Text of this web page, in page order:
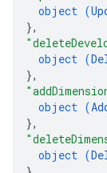
object (
},
object (
},
object (
},
object (